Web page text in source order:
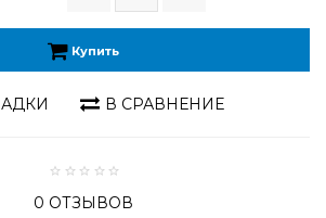
Купить
В СРАВНЕНИЕ
0 ОТЗЫВОВ